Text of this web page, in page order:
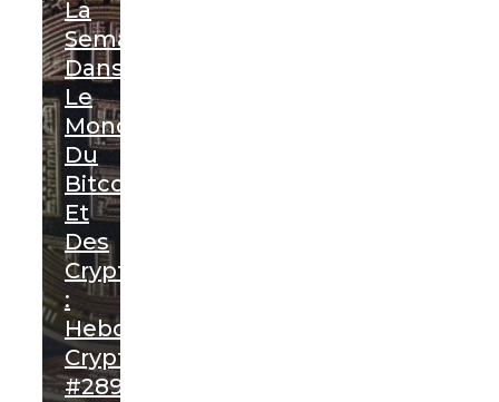
La
Semaine
Dans
Le
Monde
Du
Bitcoin
Et
Des
Cryptomonnaies
:
Hebdo
Crypto
#289